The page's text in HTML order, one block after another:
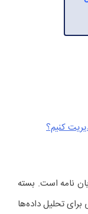
کنیم؟
نامه است. بسته
تحلیل داده‌ها